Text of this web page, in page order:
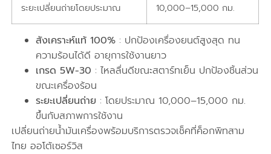
ระยะเปลี่ยนถ่ายโดยประมาณ 10,000–15,000 กม.
สังเคราะห์แท้ 100% : ปกป้องเครื่องยนต์สูงสุด ทน
ความร้อนได้ดี อายุการใช้งานยาว
เกรด 5W-30 : ไหลลื่นดีขณะสตาร์ทเย็น ปกป้องชิ้นส่วน
ขณะเครื่องร้อน
ระยะเปลี่ยนถ่าย : โดยประมาณ 10,000–15,000 กม.
ขึ้นกับสภาพการใช้งาน
เปลี่ยนถ่ายน้ำมันเครื่องพร้อมบริการตรวจเช็คที่ค็อกพิทสาม
ไทย ออโต้เซอร์วิส